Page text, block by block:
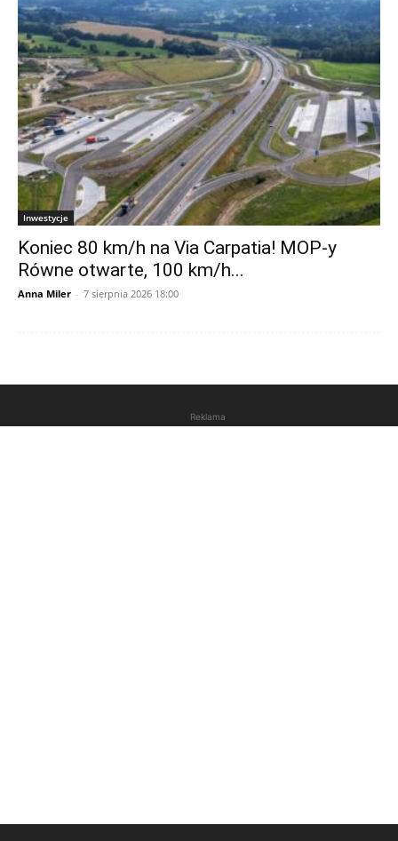
Inwestycje
Koniec 80 km/h na Via Carpatia! MOP-y
Równe otwarte, 100 km/h...
Anna Miler - 7 sierpnia 2026 18:00
Reklama